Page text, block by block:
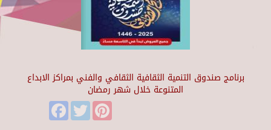
برنامج صندوق التنمية الثقافية الثقافي والفني بمراكز الابداع
المتنوعة خلال شهر رمضان
FacebookTwitter